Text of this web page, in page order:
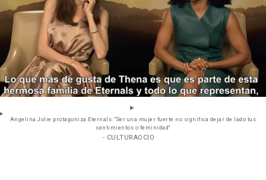
Angelina Jolie protagoniza Eternals: "Ser una mujer fuerte no significa dejar de lado tus
sentimientos o feminidad"
- CULTURAOCIO